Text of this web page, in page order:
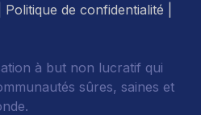
Politique de confidentialité
à but non lucratif qui
sûres, saines et